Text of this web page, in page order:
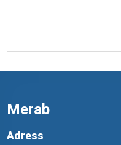
e
a
Merab
Adress